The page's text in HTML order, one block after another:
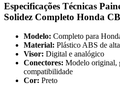
Especificações Técnicas
Solidez Completo Honda
Modelo: Completo para
Material: Plástico ABS de
Visor: Digital e analógico
Conectores: Modelo original,
compatibilidade
Cor: Preto